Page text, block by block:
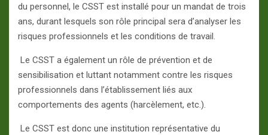
du personnel, le CSST est installé pour un mandat de trois
ans, durant lesquels son rôle principal sera d’analyser les
risques professionnels et les conditions de travail.
Le CSST a également un rôle de prévention et de
sensibilisation et luttant notamment contre les risques
professionnels dans l’établissement liés aux
comportements des agents (harcèlement, etc.).
Le CSST est donc une institution représentative du